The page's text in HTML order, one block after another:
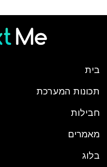
בית
תכונות המערכת
חבילות
מאמרים
בלוג